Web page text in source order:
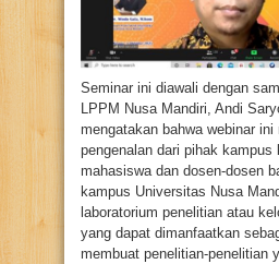
Seminar ini diawali dengan
LPPM Nusa Mandiri, Andi
mengatakan bahwa webinar ini
pengenalan dari pihak kampus
mahasiswa dan dosen-dosen
kampus Universitas Nusa
laboratorium penelitian atau
yang dapat dimanfaatkan
membuat penelitian-penelitian